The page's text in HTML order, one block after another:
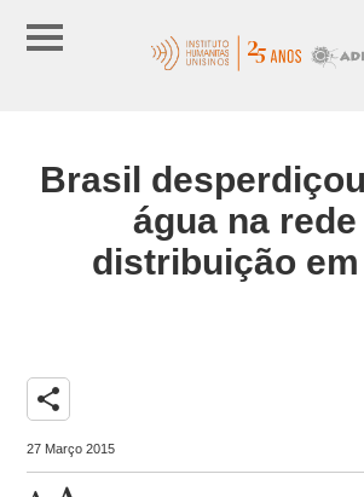
Brasil
água na rede
distribuição em
share
27 Março 2015